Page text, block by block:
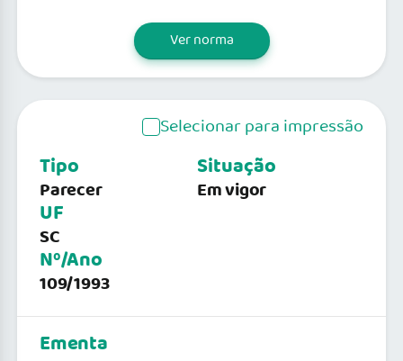
Ver norma
Selecionar para impressão
Tipo
Parecer
UF
SC
Nº/Ano
109/1993
Situação
Em vigor
Ementa